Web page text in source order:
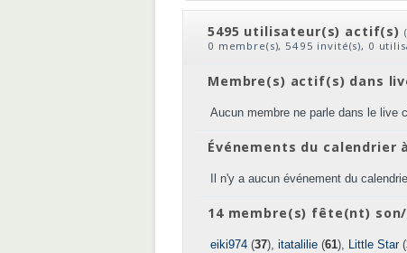
5495 utilisateur(s) actif(s)
0 membre(s), 5495 invité(s), 0
Membre(s) actif(s) dans
Aucun membre ne parle dans le live
Événements du calendrier
Il n'y a aucun événement du
14 membre(s) fête(nt)
eiki974 (37), itatalilie (61), Little Star(